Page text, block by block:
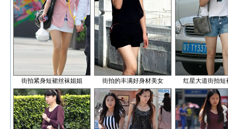
街拍紧身短裙丝袜姐姐 街拍的丰满好身材美女 红星大道街拍短